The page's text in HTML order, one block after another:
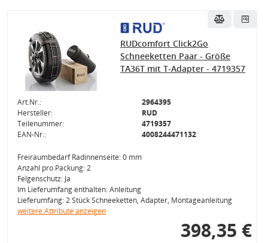
RUDcomfort Click2Go
Schneeketten Paar - Größe
TA36T mit T-Adapter - 4719357
Art.Nr.:
2964395
Hersteller:
RUD
Teilenummer:
4719357
EAN-Nr.:
4008244471132
Freiraumbedarf Radinnenseite: 0 mm
Anzahl pro Packung: 2
Felgenschutz: Ja
Im Lieferumfang enthalten: Anleitung
Lieferumfang: 2 Stück Schneeketten, Adapter, Montageanleitung
weitere Attribute anzeigen
398,35 €